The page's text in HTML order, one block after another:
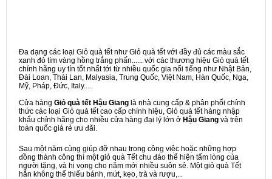
Đa dạng các loại Giỏ quà tết như Giỏ quà tết với đầy đủ các màu sắc
xanh đỏ tím vàng hồng trắng phấn...... với các thương hiệu Giỏ quà tết
chính hãng uy tín tốt nhất tới từ nhiều quốc gia nổi tiếng như Nhật Bản,
Đài Loan, Thái Lan, Malyasia, Trung Quốc, Việt Nam, Hàn Quốc, Nga,
Mỹ, Pháp, Đức, Italy.....
Cửa hàng Giỏ quà tết Hậu Giang là nhà cung cấp & phân phối chính
thức các loại Giỏ quà tết cao cấp chính hiệu, Giỏ quà tết hàng nhập
khẩu chính hãng cho nhiều cửa hàng đại lý lớn ở Hậu Giang và trên
toàn quốc giá rẻ ưu đãi.
Sau một năm cùng giúp đỡ nhau trong công việc hoặc những hợp
đồng thành công thì một giỏ quà Tết chu đáo thể hiện tấm lòng của
người tặng, và hi vọng cho năm mới nhiều suôn sẻ. Một giỏ quà Tết
hẳn không thể thiếu bánh, mứt, kẹo, trà và rượu,...